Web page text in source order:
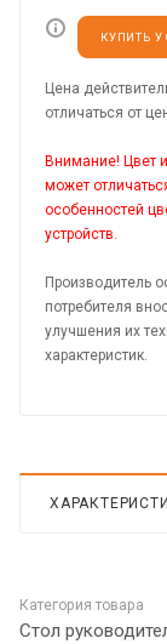
КУПИТЬ
Цена
отличаться от
Внимание! Цвет
может
особенностей
устройств.
Производитель
потребителя
улучшения их
характеристик.
Категория товара
Стол